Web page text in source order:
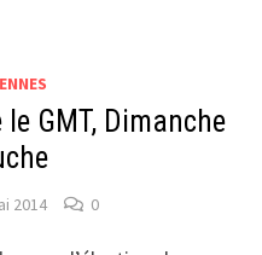
GMT, Dimanche
2014 0